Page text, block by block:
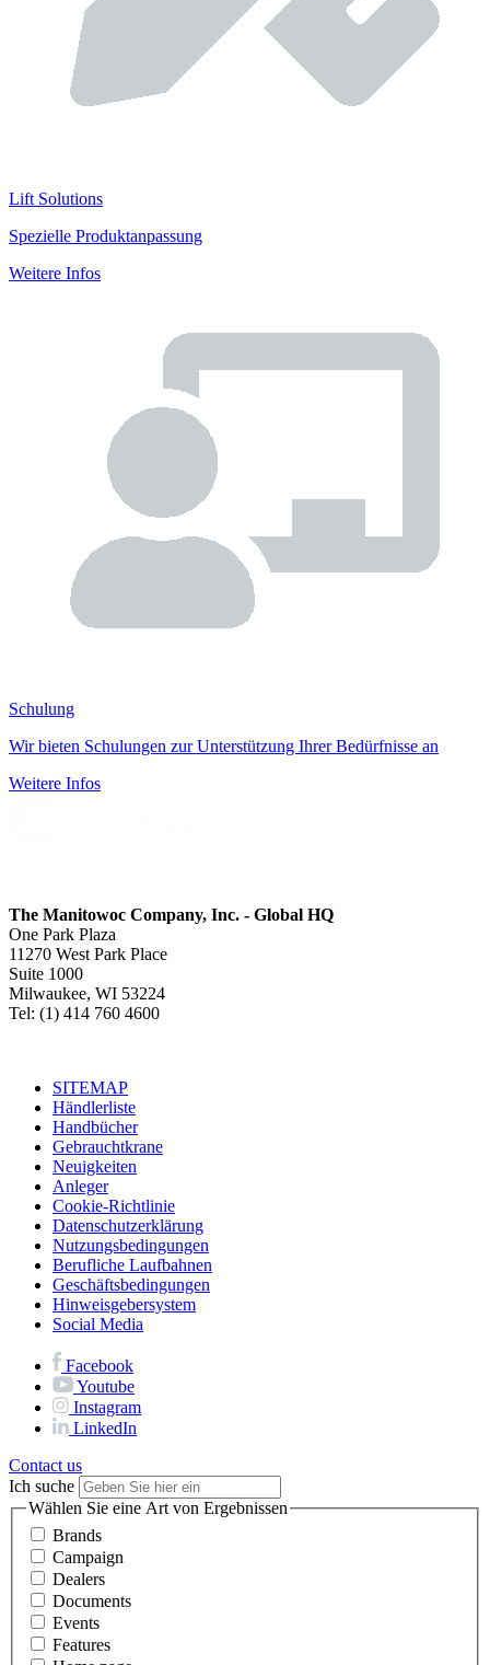
Lift Solutions
Spezielle Produktanpassung
Weitere Infos
Schulung
Wir bieten Schulungen zur Unterstützung Ihrer Bedürfnisse an
Weitere Infos
The Manitowoc Company, Inc. - Global HQ
One Park Plaza
11270 West Park Place
Suite 1000
Milwaukee, WI 53224
Tel: (1) 414 760 4600
SITEMAP
Händlerliste
Handbücher
Gebrauchtkrane
Neuigkeiten
Anleger
Cookie-Richtlinie
Datenschutzerklärung
Nutzungsbedingungen
Berufliche Laufbahnen
Geschäftsbedingungen
Hinweisgebersystem
Social Media
Facebook
Youtube
Instagram
LinkedIn
Contact us
Ich suche
Wählen Sie eine Art von Ergebnissen
Brands
Campaign
Dealers
Documents
Events
Features